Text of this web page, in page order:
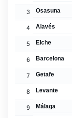
3 Osasuna
4 Alavés
5 Elche
6 Barcelona
7 Getafe
8 Levante
9 Málaga